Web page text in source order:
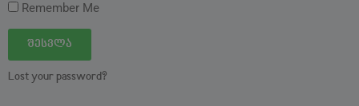
Remember Me
შესვლა
Lost your password?